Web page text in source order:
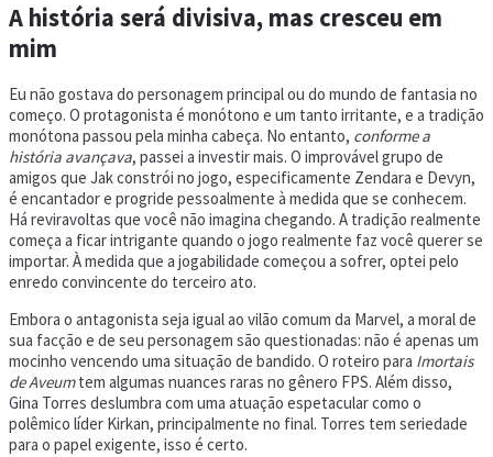
A história será divisiva, mas cresceu em
mim
Eu não gostava do personagem principal ou do mundo de fantasia no
começo. O protagonista é monótono e um tanto irritante, e a tradição
monótona passou pela minha cabeça. No entanto, conforme a
história avançava, passei a investir mais. O improvável grupo de
amigos que Jak constrói no jogo, especificamente Zendara e Devyn,
é encantador e progride pessoalmente à medida que se conhecem.
Há reviravoltas que você não imagina chegando. A tradição realmente
começa a ficar intrigante quando o jogo realmente faz você querer se
importar. À medida que a jogabilidade começou a sofrer, optei pelo
enredo convincente do terceiro ato.
Embora o antagonista seja igual ao vilão comum da Marvel, a moral de
sua facção e de seu personagem são questionadas: não é apenas um
mocinho vencendo uma situação de bandido. O roteiro para Imortais
de Aveumtem algumas nuances raras no gênero FPS. Além disso,
Gina Torres deslumbra com uma atuação espetacular como o
polêmico líder Kirkan, principalmente no final. Torres tem seriedade
para o papel exigente, isso é certo.